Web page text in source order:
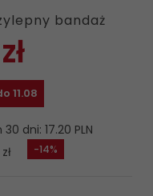
bandaż
-14%
zł
11.08
dni: 17.20 PLN